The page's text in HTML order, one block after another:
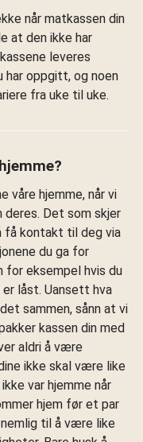
når matkassen din
at den ikke har
leveres
har oppgitt, og noen
fra uke til uke.
våre hjemme, når vi
deres. Det som skjer
få kontakt til deg via
du ga for
for eksempel hvis du
låst. Uansett hva
sammen, sånn at vi
kassen din med
aldri å være
ikke skal være like
var hjemme når
hjem før et par
til å være like